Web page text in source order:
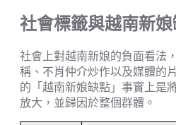
社會標籤與越南新
社會上對越南新娘的負面看法
稱、不肖仲介炒作以及媒體的
的「越南新娘缺點」事實上是
放大，並歸因於整個群體。